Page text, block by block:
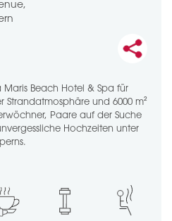
Beach Hotel & Spa für
Strandatmosphäre und 6000 m²
Paare auf der Suche
Hochzeiten unter